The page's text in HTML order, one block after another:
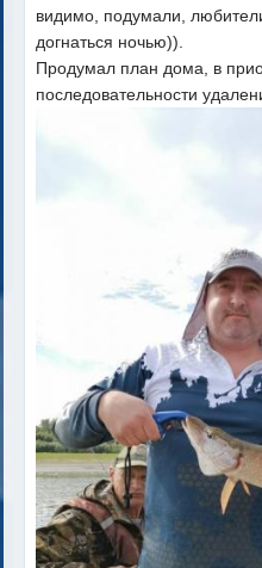
видимо, подумали,
догнаться ночью)).
Продумал план дома, в
последовательности